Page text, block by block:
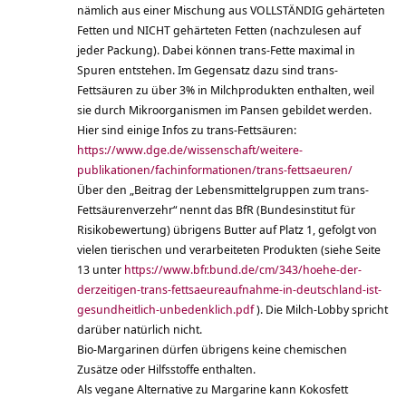
nämlich aus einer Mischung aus VOLLSTÄNDIG gehärteten
Fetten und NICHT gehärteten Fetten (nachzulesen auf
jeder Packung). Dabei können trans-Fette maximal in
Spuren entstehen. Im Gegensatz dazu sind trans-
Fettsäuren zu über 3% in Milchprodukten enthalten, weil
sie durch Mikroorganismen im Pansen gebildet werden.
Hier sind einige Infos zu trans-Fettsäuren:
https://www.dge.de/wissenschaft/weitere-
publikationen/fachinformationen/trans-fettsaeuren/
Über den „Beitrag der Lebensmittelgruppen zum trans-
Fettsäurenverzehr“ nennt das BfR (Bundesinstitut für
Risikobewertung) übrigens Butter auf Platz 1, gefolgt von
vielen tierischen und verarbeiteten Produkten (siehe Seite
13 unter https://www.bfr.bund.de/cm/343/hoehe-der-
derzeitigen-trans-fettsaeureaufnahme-in-deutschland-ist-
gesundheitlich-unbedenklich.pdf). Die Milch-Lobby spricht
darüber natürlich nicht.
Bio-Margarinen dürfen übrigens keine chemischen
Zusätze oder Hilfsstoffe enthalten.
Als vegane Alternative zu Margarine kann Kokosfett